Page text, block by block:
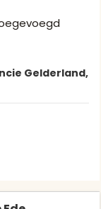
Gelderland,